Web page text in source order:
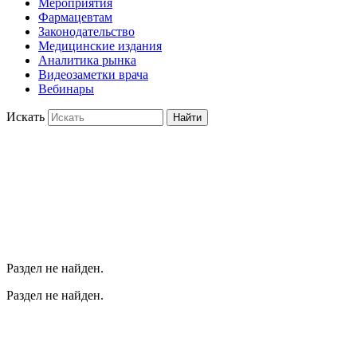
Мероприятия
Фармацевтам
Законодательство
Медицинские издания
Аналитика рынка
Видеозаметки врача
Вебинары
Искать Найти
Раздел не найден.
Раздел не найден.